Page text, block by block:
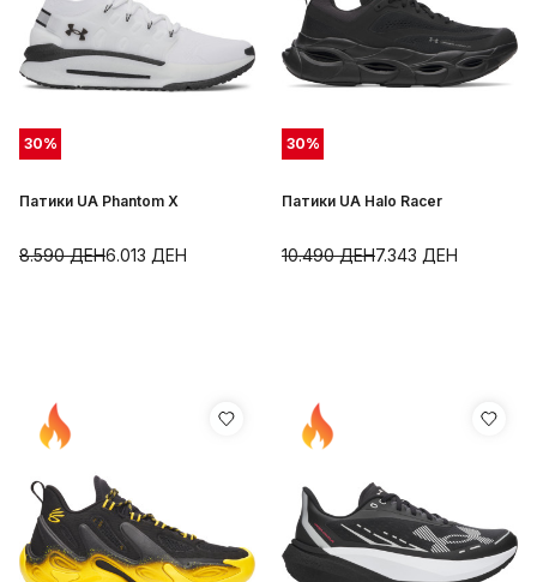
30%
Патики UA Phantom X
6.013 ДЕН
8.590ДЕН
30%
Патики UA Halo Racer
7.343 ДЕН
10.490ДЕН